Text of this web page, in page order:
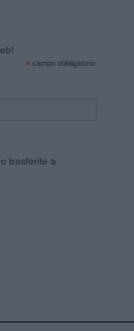
* campo obbligatorio
trasferite a